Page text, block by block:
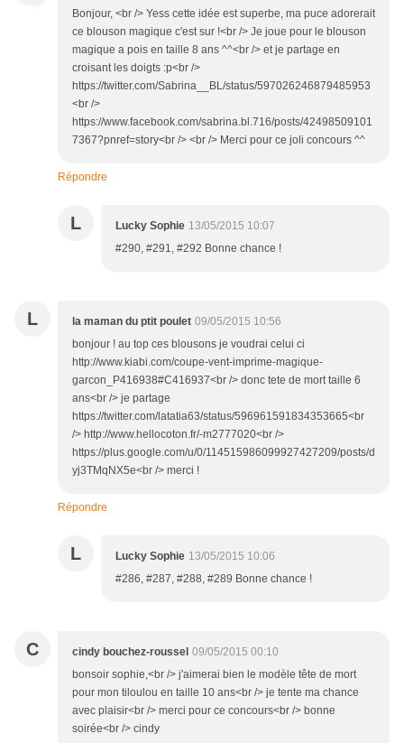
Bonjour, <br /> Yess cette idée est superbe, ma puce adorerait
ce blouson magique c'est sur !<br /> Je joue pour le blouson
magique a pois en taille 8 ans ^^<br /> et je partage en
croisant les doigts :p<br />
https://twitter.com/Sabrina__BL/status/597026246879485953
<br />
https://www.facebook.com/sabrina.bl.716/posts/42498509101
7367?pnref=story<br /> <br /> Merci pour ce joli concours ^^
Répondre
L Lucky Sophie 13/05/2015 10:07
#290, #291, #292 Bonne chance !
L la maman du ptit poulet 09/05/2015 10:56
bonjour ! au top ces blousons je voudrai celui ci
http://www.kiabi.com/coupe-vent-imprime-magique-
garcon_P416938#C416937<br /> donc tete de mort taille 6
ans<br /> je partage
https://twitter.com/latatia63/status/596961591834353665<br
/> http://www.hellocoton.fr/-m2777020<br />
https://plus.google.com/u/0/114515986099927427209/posts/d
yj3TMqNX5e<br /> merci !
Répondre
L Lucky Sophie 13/05/2015 10:06
#286, #287, #288, #289 Bonne chance !
C cindy bouchez-roussel 09/05/2015 00:10
bonsoir sophie,<br /> j'aimerai bien le modèle tête de mort
pour mon tiloulou en taille 10 ans<br /> je tente ma chance
avec plaisir<br /> merci pour ce concours<br /> bonne
soirée<br /> cindy